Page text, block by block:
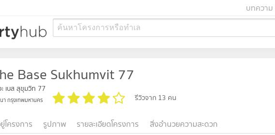
บทความ
ค้นหาโครงการหรือทำเล
Base Sukhumvit 77
ะ เบส สุขุมวิท 77
กรุงเทพมหานคร รีวิวจาก 13 คน
โครงการ รูปภาพ รายละเอียดโครงการ
สิ่งอำนวยความสะดวก